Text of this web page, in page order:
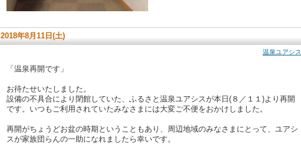
2018年8月11日(土)
温泉ユアシス
「温泉再開です」
お待たせいたしました。
設備の不具合により閉館していた、ふるさと温泉ユアシスが本日(８／１１)より再開
です。いつもご利用されていたみなさまには大変ご不便をおかけしました。
再開がちょうどお盆の時期ということもあり、周辺地域のみなさまにとって、ユアシ
スが家族団らんの一助になれましたら幸いです。